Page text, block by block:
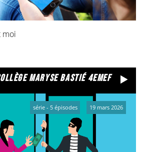
moi
maryse bastié 4emef
série - 5 épisodes 19 mars 2026